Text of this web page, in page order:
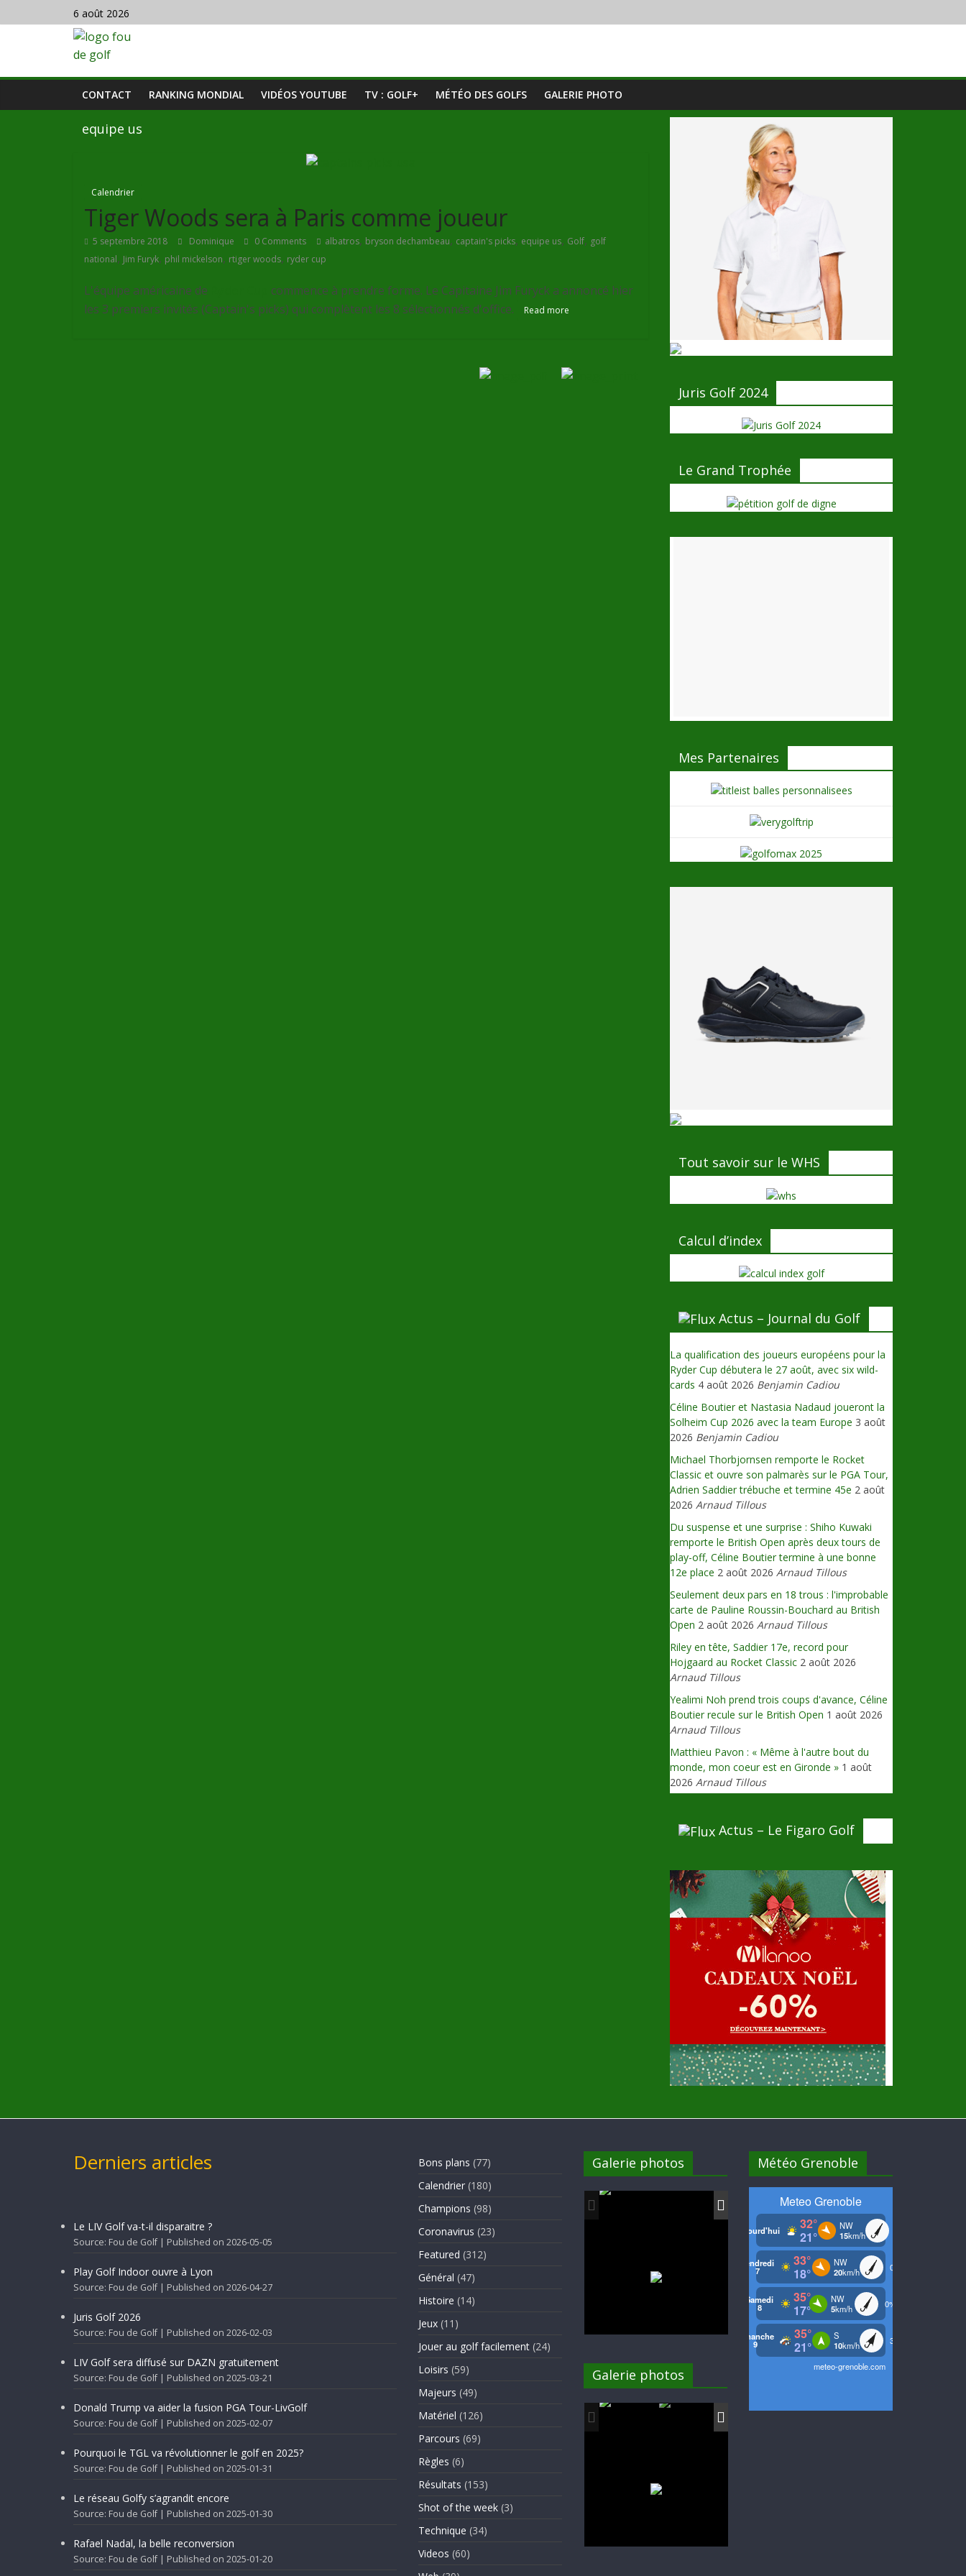
6 août 2026
CONTACT RANKING MONDIAL VIDÉOS YOUTUBE TV : GOLF+ MÉTÉO DES GOLFS GALERIE PHOTO
equipe us
Calendrier
Tiger Woods sera à Paris comme joueur
5 septembre 2018 Dominique 0 Comments albatros, bryson dechambeau, captain's picks, equipe us, Golf, golf
national, Jim Furyk, phil mickelson, rtiger woods, ryder cup
L'équipe américaine de
commence à prendre forme. Le Capitaine Jim Furyck a annoncé hier
les 3 premiers invités (Captain's picks) qui complètent les 8 sélectionnés d'office.
Read more
Juris Golf 2024
Le Grand Trophée
Mes Partenaires
Tout savoir sur le WHS
Calcul d’index
Actus – Journal du Golf
La qualification des joueurs européens pour la
Ryder Cup débutera le 27 août, avec six wild-
cards 4 août 2026 Benjamin Cadiou
Céline Boutier et Nastasia Nadaud joueront la
Solheim Cup 2026 avec la team Europe 3 août
2026 Benjamin Cadiou
Michael Thorbjornsen remporte le Rocket
Classic et ouvre son palmarès sur le PGA Tour,
Adrien Saddier trébuche et termine 45e 2 août
2026 Arnaud Tillous
Du suspense et une surprise : Shiho Kuwaki
remporte le British Open après deux tours de
play-off, Céline Boutier termine à une bonne
12e place 2 août 2026 Arnaud Tillous
Seulement deux pars en 18 trous : l'improbable
carte de Pauline Roussin-Bouchard au British
Open 2 août 2026 Arnaud Tillous
Riley en tête, Saddier 17e, record pour
Hojgaard au Rocket Classic 2 août 2026
Arnaud Tillous
Yealimi Noh prend trois coups d'avance, Céline
Boutier recule sur le British Open 1 août 2026
Arnaud Tillous
Matthieu Pavon : « Même à l'autre bout du
monde, mon coeur est en Gironde » 1 août
2026 Arnaud Tillous
Actus – Le Figaro Golf
Derniers articles
Le LIV Golf va-t-il disparaitre ?
Source: Fou de Golf Published on 2026-05-05
Play Golf Indoor ouvre à Lyon
Source: Fou de Golf Published on 2026-04-27
Juris Golf 2026
Source: Fou de Golf Published on 2026-02-03
LIV Golf sera diffusé sur DAZN gratuitement
Source: Fou de Golf Published on 2025-03-21
Donald Trump va aider la fusion PGA Tour-LivGolf
Source: Fou de Golf Published on 2025-02-07
Pourquoi le TGL va révolutionner le golf en 2025?
Source: Fou de Golf Published on 2025-01-31
Le réseau Golfy s’agrandit encore
Source: Fou de Golf Published on 2025-01-30
Rafael Nadal, la belle reconversion
Source: Fou de Golf Published on 2025-01-20
Bons plans (77)
Calendrier (180)
Champions (98)
Coronavirus (23)
Featured (312)
Général (47)
Histoire (14)
Jeux (11)
Jouer au golf facilement (24)
Loisirs (59)
Majeurs (49)
Matériel (126)
Parcours (69)
Règles (6)
Résultats (153)
Shot of the week (3)
Technique (34)
Videos (60)
Galerie photos
Galerie photos
Météo Grenoble